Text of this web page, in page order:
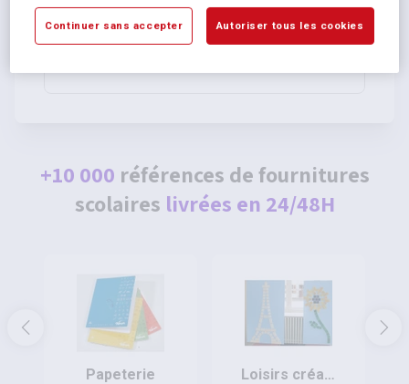
Cahier polypropylène 48 pages Seyes 17x22 cm
+10 000 références de fournitures
scolaires livrées en 24/48H
papeterie loisirs créatifs
Continuer sans accepter Autoriser tous les cookies